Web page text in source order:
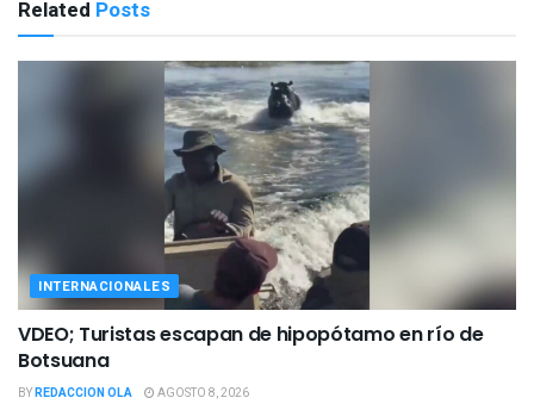
Related Posts
INTERNACIONALES
VDEO; Turistas escapan de hipopótamo en río de
Botsuana
BYREDACCION OLA AGOSTO 8, 2026